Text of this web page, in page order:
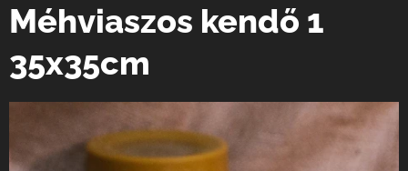
Méhviaszos kendő 1
35x35cm